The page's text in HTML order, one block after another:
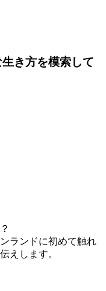
生き方を模索して
ランドに初めて触れ
えします。